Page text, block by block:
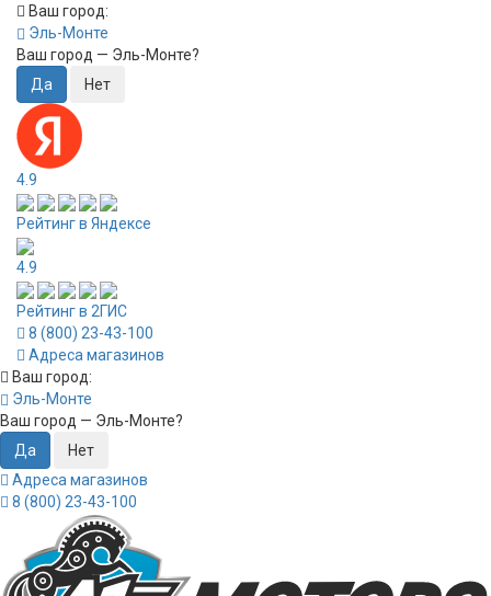
Ваш город:
Эль-Монте
Ваш город — Эль-Монте?
4.9
Рейтинг в Яндексе
4.9
Рейтинг в 2ГИС
8 (800) 23-43-100
Адреса магазинов
Ваш город:
Эль-Монте
Ваш город — Эль-Монте?
Адреса магазинов
8 (800) 23-43-100